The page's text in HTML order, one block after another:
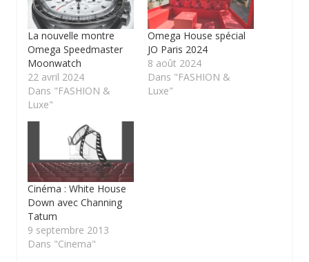
La nouvelle montre
Omega Speedmaster
Moonwatch
22 avril 2024
Dans "FASHION &
Luxe"
Omega House spécial
JO Paris 2024
8 août 2024
Dans "FASHION &
Luxe"
Cinéma : White House
Down avec Channing
Tatum
9 septembre 2013
Dans "Cinema"